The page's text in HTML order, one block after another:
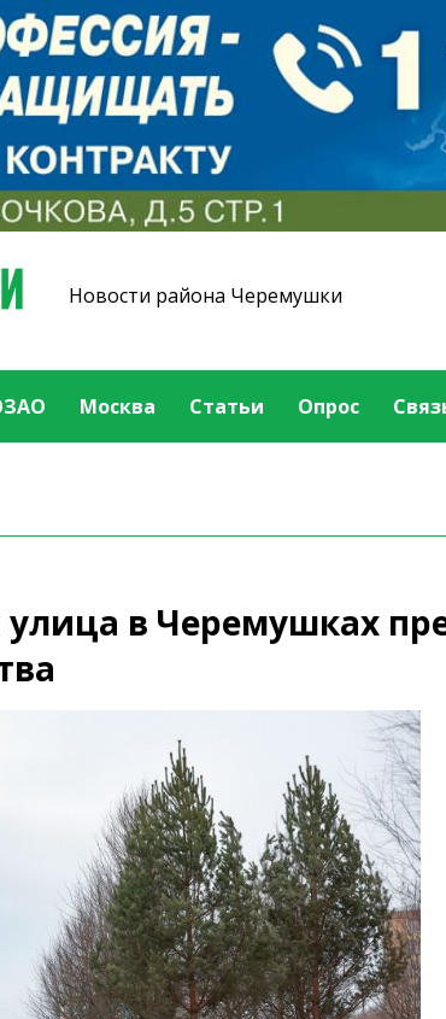
Новости района Черемушки
Москва Статьи Опрос
в Черемушках